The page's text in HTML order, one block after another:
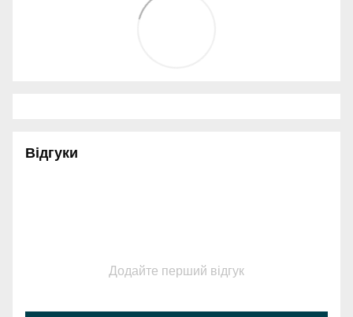
Відгуки
Додайте перший відгук